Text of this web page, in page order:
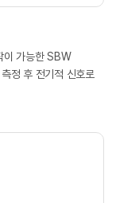
이 가능한 SBW
정 후 전기적 신호로